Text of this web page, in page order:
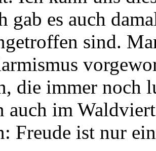
gab es auch
sind.
die immer noch
auch im
Freude ist nur